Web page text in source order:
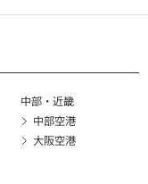
中部・近畿
中部空港
大阪空港